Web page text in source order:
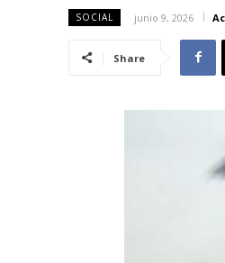
SOCIAL junio 9, 2026
Share